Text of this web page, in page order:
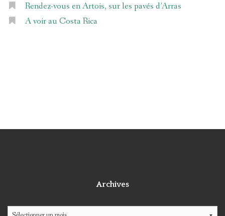
Rendez-vous en Artois, sur les pavés d’Arras
A voir au Costa Rica
Archives
Archives